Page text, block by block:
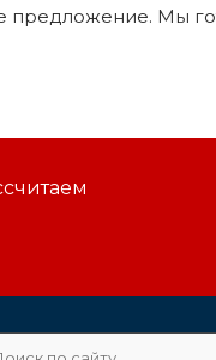
предложение. Мы